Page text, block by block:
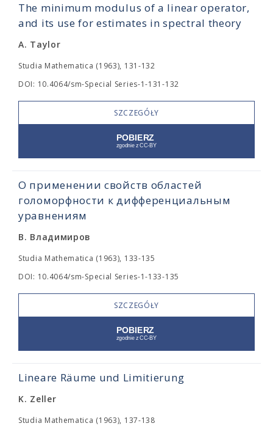
The minimum modulus of a linear operator,
and its use for estimates in spectral theory
A. Taylor
Studia Mathematica (1963), 131-132
DOI: 10.4064/sm-Special Series-1-131-132
SZCZEGÓŁY
О применении свойств областей
голоморфности к дифференциальным
уравнениям
В. Владимиров
Studia Mathematica (1963), 133-135
DOI: 10.4064/sm-Special Series-1-133-135
SZCZEGÓŁY
Lineare Räume und Limitierung
K. Zeller
Studia Mathematica (1963), 137-138